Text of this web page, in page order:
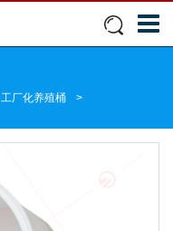
工厂化养殖桶 >